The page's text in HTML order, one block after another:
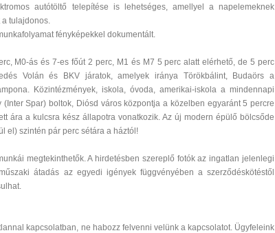
autótöltő telepítése is lehetséges, amellyel a napelemeknek
a tulajdonos.
fényképekkel dokumentált.
M0-ás és 7-es főút 2 perc, M1 és M7 5 perc alatt elérhető, de 5 perc
Volán és BKV járatok, amelyek iránya Törökbálint, Budaörs a
Közintézmények, iskola, óvoda, amerikai-iskola a mindennapi
Spar) boltok, Diósd város központja a közelben egyaránt 5 percre
ára a kulcsra kész állapotra vonatkozik. Az új modern épülő bölcsőde
el) szintén pár perc sétára a háztól!
megtekinthetők. A hirdetésben szereplő fotók az ingatlan jelenlegi
átadás az egyedi igények függvényében a szerződéskötéstől
kapcsolatban, ne habozz felvenni velünk a kapcsolatot. Ügyfeleink